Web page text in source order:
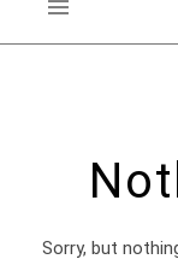
Sorry, but